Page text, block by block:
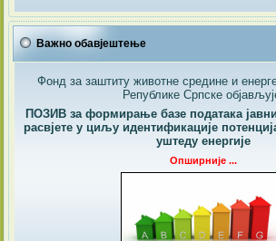
Важно обавјештење
Фонд за заштиту животне средине и
Републике Српске
ПОЗИВ за формирање базе података
расвјете у циљу идентификације
уштеду енергије
Опширније ...